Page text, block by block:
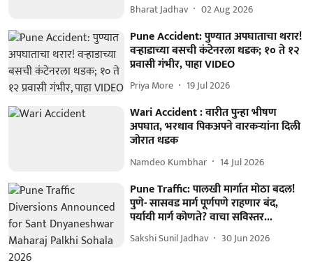
Bharat Jadhav 02 Aug 2026
Pune Accident: पुण्यात अपघाताचा थरार!
वऱ्हाडाच्या बसची कंटेनरला धडक; १० ते १२
प्रवासी गंभीर, पाहा VIDEO
Priya More 19 Jul 2026
Wari Accident : वारीत पुन्हा भीषण
अपघात, भरधाव पिकअपने वारकऱ्यांना दिली
जोरात धडक
Namdeo Kumbhar 14 Jul 2026
Pune Traffic: पालखी मार्गात मोठा बदल!
पुणे- सासवड मार्ग पूर्णपणे राहणार बंद,
पर्यायी मार्ग कोणते? वाचा सविस्तर...
Sakshi Sunil Jadhav 30 Jun 2026